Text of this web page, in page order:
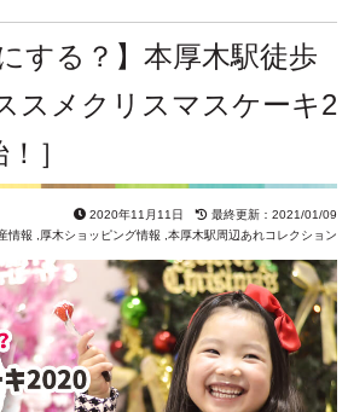
する？】本厚木駅徒歩
スメクリスマスケーキ2
］
2020年11月11日
最終更新：2021/01/09
情報
厚木ショッピング情報 ,本厚木駅周辺あれコレクション